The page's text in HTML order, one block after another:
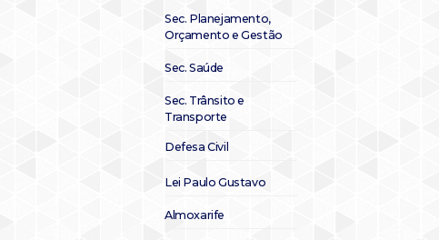
Sec. Planejamento,
Orçamento e Gestão
Sec. Saúde
Sec. Trânsito e
Transporte
Defesa Civil
Lei Paulo Gustavo
Almoxarife